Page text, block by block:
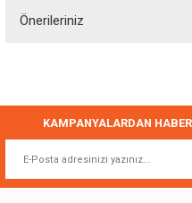
Önerileriniz
Ürün resmi kalitesiz, bozuk veya
KAMPANYALARDAN